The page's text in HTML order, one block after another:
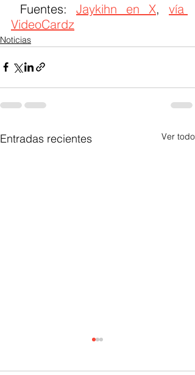
Fuentes: Jaykihn en X, vía
VideoCardz
Noticias
Entradas recientes Ver todo